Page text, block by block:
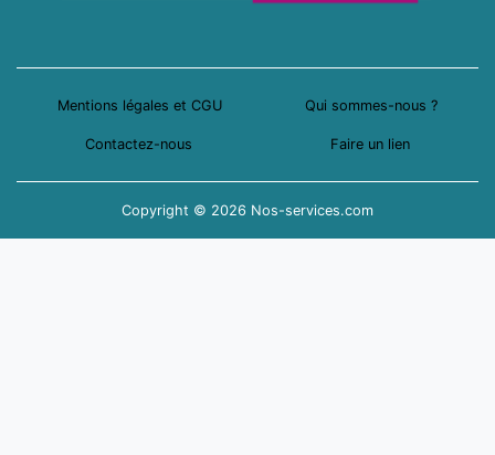
Mentions légales et CGU Qui sommes-nous ?
Contactez-nous Faire un lien
Copyright © 2026 Nos-services.com